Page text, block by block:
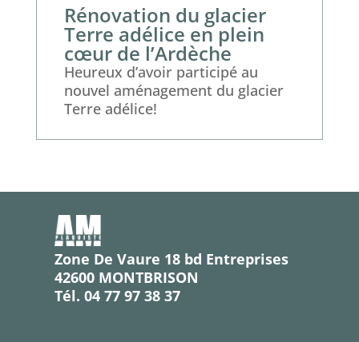
Rénovation du glacier
Terre adélice en plein
cœur de l’Ardèche
Heureux d’avoir participé au
nouvel aménagement du glacier
Terre adélice!
Zone De Vaure 18 bd Entreprises
42600 MONTBRISON
Tél. 04 77 97 38 37